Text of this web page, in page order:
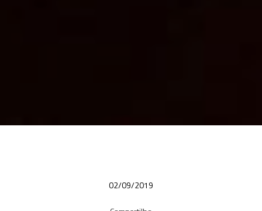
02/09/2019